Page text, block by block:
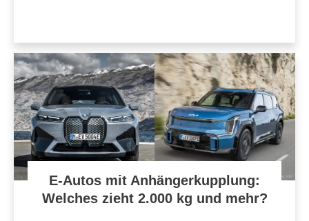
E-Autos mit Anhängerkupplung:
Welches zieht 2.000 kg und mehr?